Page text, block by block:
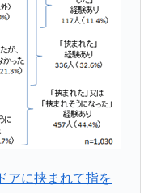
ドアに挟まれて指を